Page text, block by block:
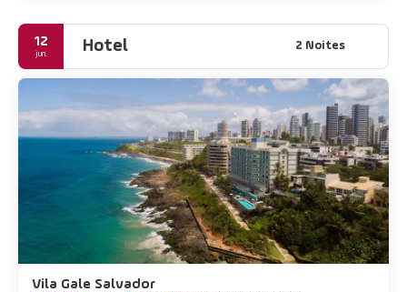
12
jun. Hotel 2 Noites
Vila Gale Salvador